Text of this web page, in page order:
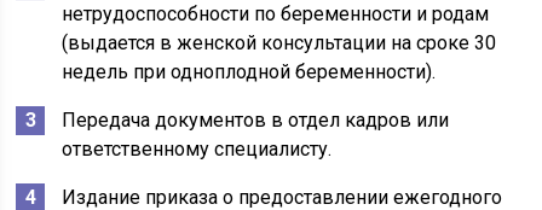
нетрудоспособности по беременности и родам
(выдается в женской консультации на сроке 30
недель при одноплодной беременности).
Передача документов в отдел кадров или
ответственному специалисту.
Издание приказа о предоставлении ежегодного